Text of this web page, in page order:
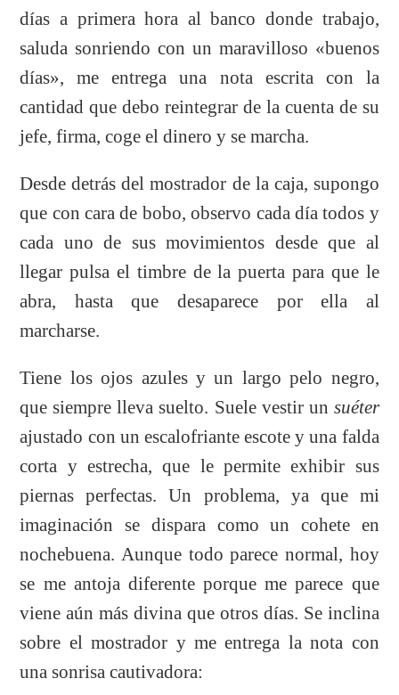
días a primera hora al banco donde trabajo,
saluda sonriendo con un maravilloso «buenos
días», me entrega una nota escrita con la
cantidad que debo reintegrar de la cuenta de su
jefe, firma, coge el dinero y se marcha.
Desde detrás del mostrador de la caja, supongo
que con cara de bobo, observo cada día todos y
cada uno de sus movimientos desde que al
llegar pulsa el timbre de la puerta para que le
abra, hasta que desaparece por ella al
marcharse.
Tiene los ojos azules y un largo pelo negro,
que siempre lleva suelto. Suele vestir un suéter
ajustado con un escalofriante escote y una falda
corta y estrecha, que le permite exhibir sus
piernas perfectas. Un problema, ya que mi
imaginación se dispara como un cohete en
nochebuena. Aunque todo parece normal, hoy
se me antoja diferente porque me parece que
viene aún más divina que otros días. Se inclina
sobre el mostrador y me entrega la nota con
una sonrisa cautivadora: